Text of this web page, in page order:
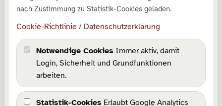
SrabLog
Über mich
Rechtliches
Impressum
Datenschutz
nach Zustimmung zu Statistik-Cookies geladen.
Cookie-Richtlinie / Datenschutzerklärung
Notwendige Cookies Immer aktiv, damit
Login, Sicherheit und Grundfunktionen
arbeiten.
Statistik-Cookies Erlaubt Google Analytics